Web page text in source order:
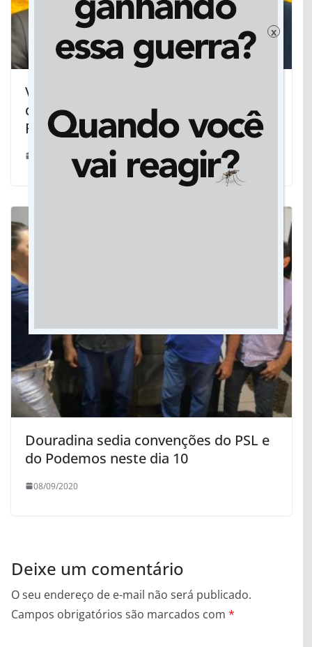
Vereador pede apoio a senador para
que residencial seja concluído em
Rondonópolis
20/04/2022
Douradina sedia convenções do PSL e
do Podemos neste dia 10
08/09/2020
Deixe um comentário
O seu endereço de e-mail não será publicado.
Campos obrigatórios são marcados com *
x